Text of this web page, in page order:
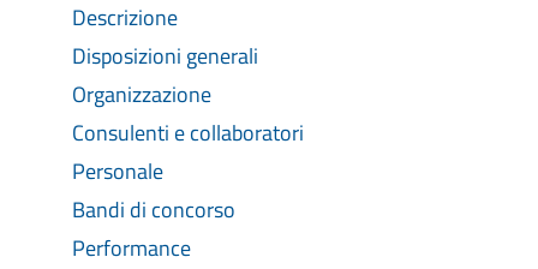
Descrizione
Disposizioni generali
Organizzazione
Consulenti e collaboratori
Personale
Bandi di concorso
Performance